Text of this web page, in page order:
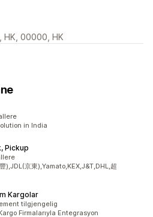
HK, 00000, HK
in India
Pickup
),JDL(京東),Yamato,KEX,J&T,DHL,超
Kargolar
tilgjengelig
Firmalarıyla Entegrasyon